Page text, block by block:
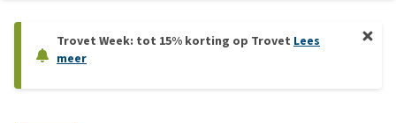
Trovet Week: tot 15% korting op Trovet Lees
meer